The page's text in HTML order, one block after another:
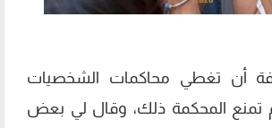
أن تغطي محاكمات الشخصيات
تمنع المحكمة ذلك، وقال لي بعض